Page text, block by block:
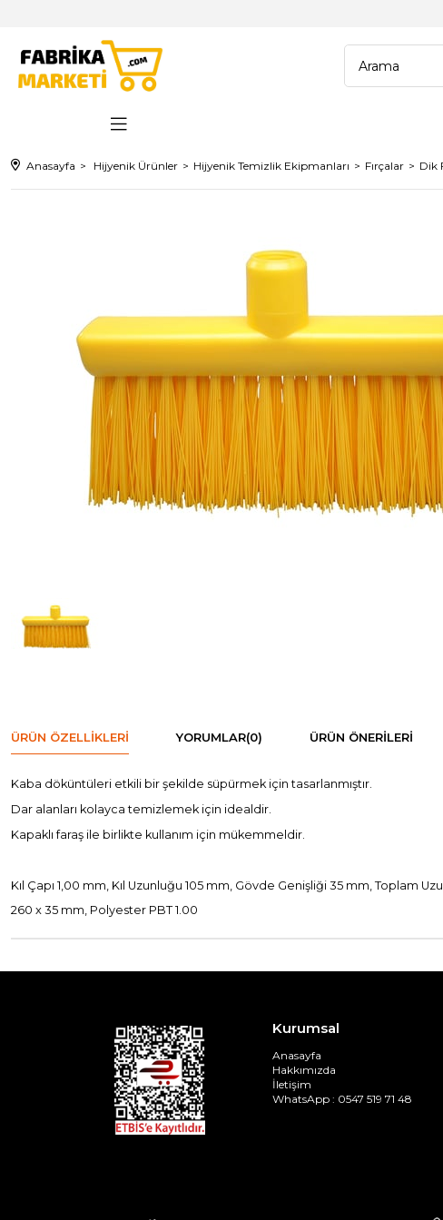
Anasayfa Hijyenik Ürünler Hijyenik Temizlik Ekipmanları Fırçalar Dik
ÜRÜN ÖZELLIKLERI YORUMLAR(0) ÜRÜN ÖNERILERI
Kaba döküntüleri etkili bir şekilde süpürmek için tasarlanmıştır.
Dar alanları kolayca temizlemek için idealdir.
Kapaklı faraş ile birlikte kullanım için mükemmeldir.
Kıl Çapı 1,00 mm, Kıl Uzunluğu 105 mm, Gövde Genişliği 35 mm, Toplam
260 x 35 mm, Polyester PBT 1.00
Kurumsal
Anasayfa
Hakkımızda
İletişim
WhatsApp : 0547 519 71 48